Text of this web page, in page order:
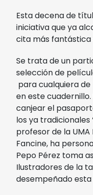
Esta decena de
iniciativa que ya
cita más fantástica
Se trata de un
selección de
para cualquiera
en este
canjear el
los ya tradicionales
profesor de la
Fancine, ha
Pepo Pérez toma
Ilustradores de la
desempeñado